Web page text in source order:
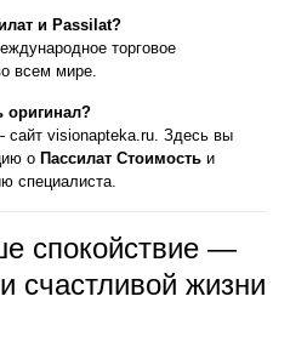
и Passilat?
торговое
всем мире.
оригинал?
visionapteka.ru. Здесь вы
о Пассилат Стоимость и
специалиста.
спокойствие —
счастливой жизни